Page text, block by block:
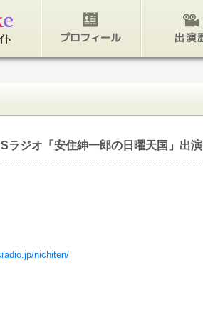
ラジオ「安住紳一郎の日曜天国」出演
nichiten/